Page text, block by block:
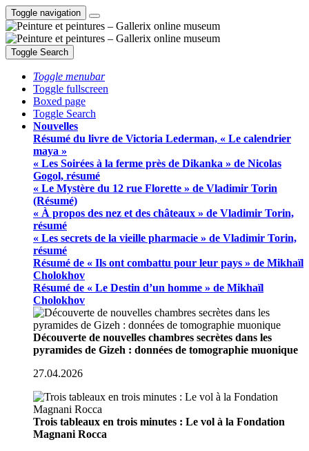
Toggle navigation
Toggle Search
Toggle menubar
Toggle fullscreen
Boxed page
Toggle Search
Nouvelles
Résumé du livre de Victoria Lederman, « Le calendrier
maya »
« Les Soirées à la ferme près de Dikanka » de Nicolas
Gogol, résumé
« Le Mystère du 12 rue Florette » de Vladimir Torin
(Résumé)
« À propos des nez et des châteaux » de Vladimir Torin,
résumé
« Les secrets de la vieille pharmacie » de Vladimir Torin,
résumé
Résumé de « Ils ont combattu pour leur pays » de Mikhaïl
Cholokhov
Résumé de « Le Destin d’un homme » de Mikhaïl
Cholokhov
Découverte de nouvelles chambres secrètes dans les
pyramides de Gizeh : données de tomographie muonique
27.04.2026
Trois tableaux en trois minutes : Le vol à la Fondation
Magnani Rocca